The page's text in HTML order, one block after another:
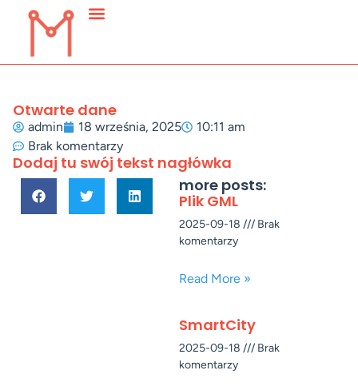
Otwarte dane
admin 18 września, 2025
10:11 am
Brak komentarzy
Dodaj tu swój tekst nagłówka
more posts:
Plik GML
2025-09-18
Brak
komentarzy
Read More »
SmartCity
2025-09-18
Brak
komentarzy